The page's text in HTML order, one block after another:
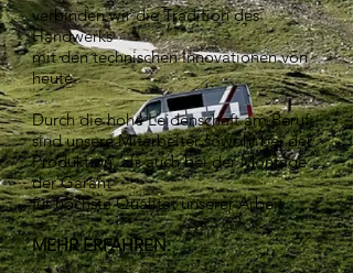
verbinden wir die Tradition des
Handwerks
mit den technischen Innovationen von
heute.
Durch die hohe Leidenschaft am Beruf
sind unsere Mitarbeiter sowohl bei der
Produktion, als auch bei der Montage
der Garant
für höchste Qualität unserer Arbeit.
MEHR ERFAHREN: